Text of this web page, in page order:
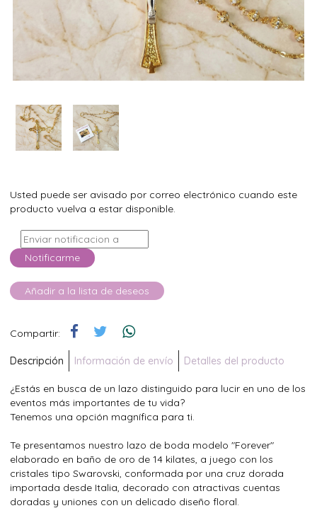
Usted puede ser avisado por correo electrónico cuando este
producto vuelva a estar disponible.
Notificarme
Añadir a la lista de deseos
Compartir:
Descripción Información de envío Detalles del producto
¿Estás en busca de un lazo distinguido para lucir en uno de los
eventos más importantes de tu vida?
Tenemos una opción magnífica para ti.
Te presentamos nuestro lazo de boda modelo "Forever"
elaborado en baño de oro de 14 kilates, a juego con los
cristales tipo Swarovski, conformada por una cruz dorada
importada desde Italia, decorado con atractivas cuentas
doradas y uniones con un delicado diseño floral.